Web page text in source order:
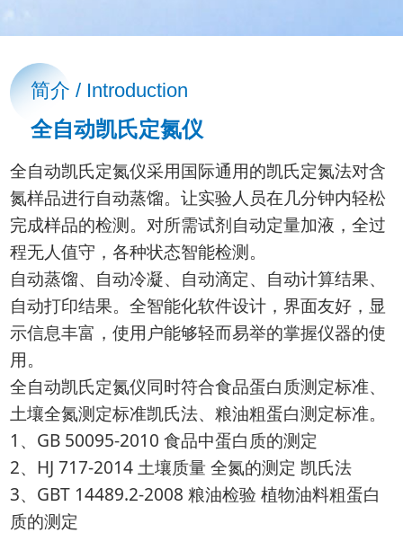
简介 / Introduction
全自动凯氏定氮仪
全自动凯氏定氮仪采用国际通用的凯氏定氮法对含
氮样品进行自动蒸馏。让实验人员在几分钟内轻松
完成样品的检测。对所需试剂自动定量加液，全过
程无人值守，各种状态智能检测。
自动蒸馏、自动冷凝、自动滴定、自动计算结果、
自动打印结果。全智能化软件设计，界面友好，显
示信息丰富，使用户能够轻而易举的掌握仪器的使
用。
全自动凯氏定氮仪同时符合食品蛋白质测定标准、
土壤全氮测定标准凯氏法、粮油粗蛋白测定标准。
1、GB 50095-2010 食品中蛋白质的测定
2、HJ 717-2014 土壤质量 全氮的测定 凯氏法
3、GBT 14489.2-2008 粮油检验 植物油料粗蛋白
质的测定